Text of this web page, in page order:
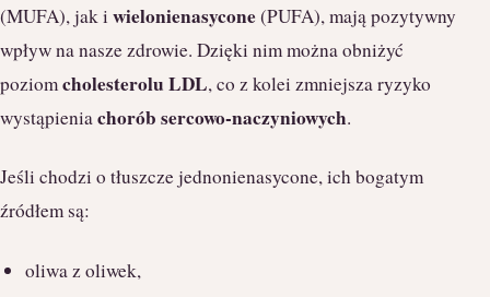
(MUFA), jak i wielonienasycone(PUFA), mają pozytywny
wpływ na nasze zdrowie. Dzięki nim można obniżyć
poziomcholesterolu LDL, co z kolei zmniejsza ryzyko
wystąpieniachorób sercowo-naczyniowych.
Jeśli chodzi o tłuszcze jednonienasycone, ich bogatym
źródłem są:
oliwa z oliwek,